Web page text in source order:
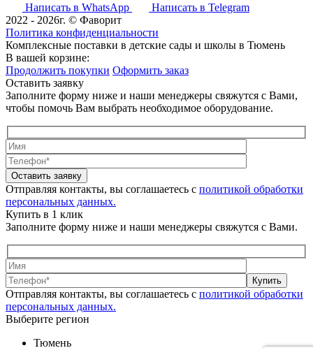
Написать в WhatsApp
Написать в Telegram
2022 - 2026г. © Фаворит
Политика конфиденциальности
Комплексные поставки в детские сады и школы в Тюмень
В вашей корзине:
Продолжить покупки Оформить заказ
Оставить заявку
Заполните форму ниже и наши менеджеры свяжутся с Вами,
чтобы помочь Вам выбрать необходимое оборудование.
Оставить заявку
Отправляя контакты, вы соглашаетесь с политикой обработки
персональных данных.
Купить в 1 клик
Заполните форму ниже и наши менеджеры свяжутся с Вами.
Купить
Отправляя контакты, вы соглашаетесь с политикой обработки
персональных данных.
Выберите регион
Тюмень